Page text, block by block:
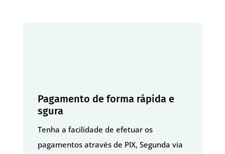
Pagamento de forma rápida e
sgura
Tenha a facilidade de efetuar os
pagamentos através de PIX, Segunda via